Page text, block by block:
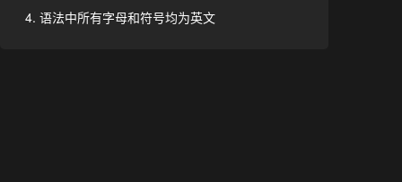
语法中所有字母和符号均为英文